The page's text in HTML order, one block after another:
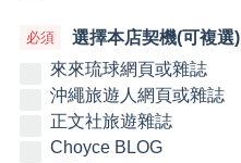
選擇本店契機(可複選)
來來琉球網頁或雜誌
沖繩旅遊人網頁或雜誌
正文社旅遊雜誌
Choyce BLOG